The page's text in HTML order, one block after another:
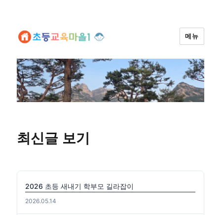
메뉴
최신글 보기
2026 초등 새내기 학부모 길라잡이
2026.05.14